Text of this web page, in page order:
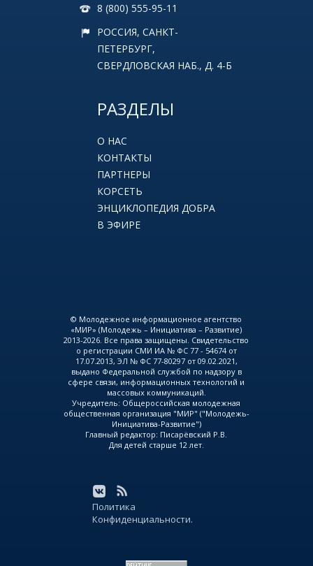
8 (800) 555-95-11
РОССИЯ, САНКТ-
ПЕТЕРБУРГ,
СВЕРДЛОВСКАЯ НАБ., Д. 4-Б
РАЗДЕЛЫ
О НАС
КОНТАКТЫ
ПАРТНЕРЫ
КОРСЕТЬ
ЭНЦИКЛОПЕДИЯ ДОБРА
В ЭФИРЕ
© Молодежное информационное агентство
«МИР» (Молодежь – Инициатива – Развитие)
2013-2026. Все права защищены. Свидетельство
о регистрации СМИ ИА № ФС 77 - 54674 от
17.07.2013, ЭЛ № ФС 77-80297 от 09.02.2021,
выдано Федеральной службой по надзору в
сфере связи, информационных технологий и
массовых коммуникаций.
Учредитель: Общероссийская молодежная
общественная организация "МИР" ("Молодежь-
Инициатива-Развитие")
Главный редактор: Писарёвский Р.В.
Для детей старше 12 лет.
Политика
Конфиденциальности.